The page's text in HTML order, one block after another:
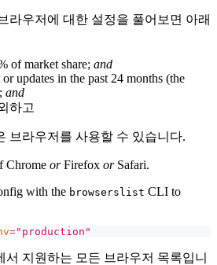
라우저에 대한 설정을 풀어보면 아래
of market share; and
updates in the past 24 months (the
and
하고
브라우저를 사용할 수 있습니다.
Chrome orFirefox orSafari.
with the browserslist CLI to
="production"
서 지원하는 모든 브라우저 목록입니